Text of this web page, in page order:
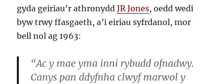
gyda geiriau’r athronyddJR Jones, oedd wedi
byw trwy ffasgaeth, a’i eiriau syfrdanol, mor
bell nol ag 1963:
“Ac y mae yma inni rybudd ofnadwy.
Canys pan ddyfnha clwyf marwol y